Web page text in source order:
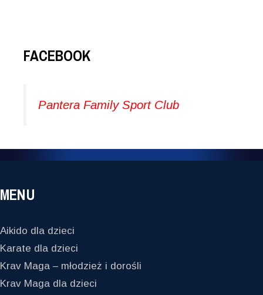
FACEBOOK
Pantera Family Sport Club
MENU
Aikido dla dzieci
Karate dla dzieci
Krav Maga – młodzież i dorośli
Krav Maga dla dzieci